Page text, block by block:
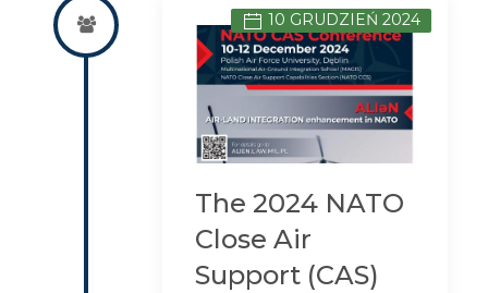
The 2024 NATO
Close Air
Support (CAS)
10 GRUDZIEŃ 2024